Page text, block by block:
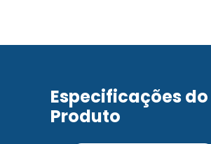
Especificações do
Produto